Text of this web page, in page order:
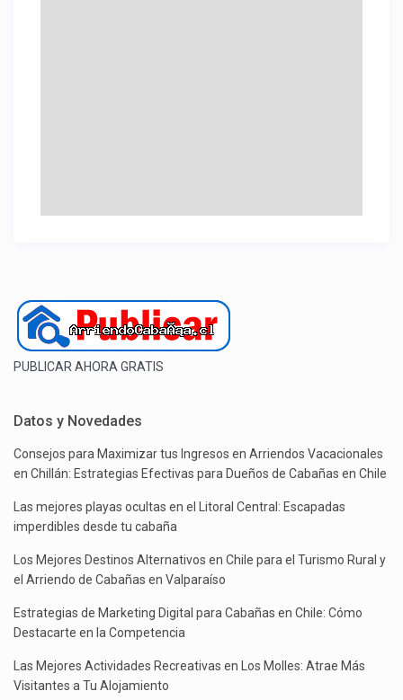
PUBLICAR AHORA GRATIS
Datos y Novedades
Consejos para Maximizar tus Ingresos en Arriendos Vacacionales
en Chillán: Estrategias Efectivas para Dueños de Cabañas en Chile
Las mejores playas ocultas en el Litoral Central: Escapadas
imperdibles desde tu cabaña
Los Mejores Destinos Alternativos en Chile para el Turismo Rural y
el Arriendo de Cabañas en Valparaíso
Estrategias de Marketing Digital para Cabañas en Chile: Cómo
Destacarte en la Competencia
Las Mejores Actividades Recreativas en Los Molles: Atrae Más
Visitantes a Tu Alojamiento